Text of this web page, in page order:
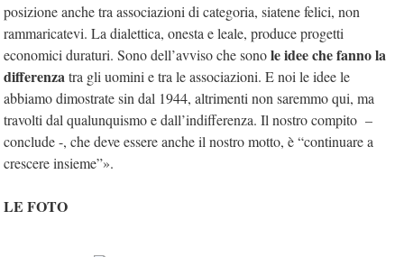
posizione anche tra associazioni di categoria, siatene felici, non
rammaricatevi. La dialettica, onesta e leale, produce progetti
economici duraturi. Sono dell’avviso che sonole idee che fanno la
differenzatra gli uomini e tra le associazioni. E noi le idee le
abbiamo dimostrate sin dal 1944, altrimenti non saremmo qui, ma
travolti dal qualunquismo e dall’indifferenza. Il nostro compito –
conclude -, che deve essere anche il nostro motto, è “continuare a
crescere insieme”».
LE FOTO